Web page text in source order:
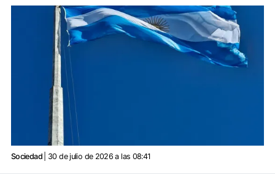
Sociedad | 30 de julio de 2026 a las 08:41